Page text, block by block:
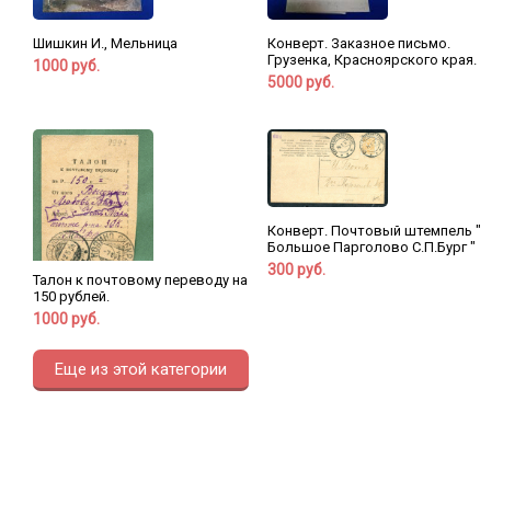
Шишкин И., Мельница
1000 руб.
Конверт. Заказное письмо.
Грузенка, Красноярского края.
5000 руб.
Талон к почтовому переводу на
150 рублей.
1000 руб.
Конверт. Почтовый штемпель "
Большое Парголово С.П.Бург "
300 руб.
Еще из этой категории